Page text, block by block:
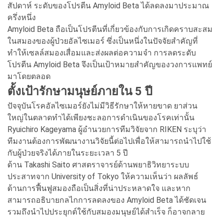
สัปดาห์ ระดับของโปรตีน Amyloid Beta ได้ลดลงมาประมาณ
ครึ่งหนึ่ง
Amyloid Beta ถือเป็นโปรตีนที่เกี่ยวข้องกับการเกิดคราบสะสม
ในสมองของผู้ป่วยอัลไซเมอร์ ซึ่งเป็นหนึ่งในปัจจัยสำคัญที่
ทำให้เซลล์สมองเสื่อมและส่งผลต่อความจำ การลดระดับ
โปรตีน Amyloid Beta จึงเป็นเป้าหมายสำคัญของวงการแพทย์
มาโดยตลอด
ตั้งเป้ารักษามนุษย์ภายใน 5 ปี
ปัจจุบันโรคอัลไซเมอร์ยังไม่มีวิธีรักษาให้หายขาด ยาส่วน
ใหญ่ในตลาดทำได้เพียงชะลอการดำเนินของโรคเท่านั้น
Ryuichiro Kageyama ผู้อำนวยการทีมวิจัยจาก RIKEN ระบุว่า
ทีมงานต้องการพัฒนางานวิจัยนี้ต่อไปเพื่อให้สามารถนำไปใช้
กับผู้ป่วยจริงได้ภายในระยะเวลา 5 ปี
ด้าน Takashi Saito ศาสตราจารย์ด้านพยาธิวิทยาระบบ
ประสาทจาก University of Tokyo ให้ความเห็นว่า ผลลัพธ์
ด้านการฟื้นฟูสมองถือเป็นสิ่งที่น่าประหลาดใจ และหาก
สามารถอธิบายกลไกการลดลงของ Amyloid Beta ได้ชัดเจน
รวมถึงนำไปประยุกต์ใช้กับสมองมนุษย์ได้สำเร็จ ก็อาจกลาย